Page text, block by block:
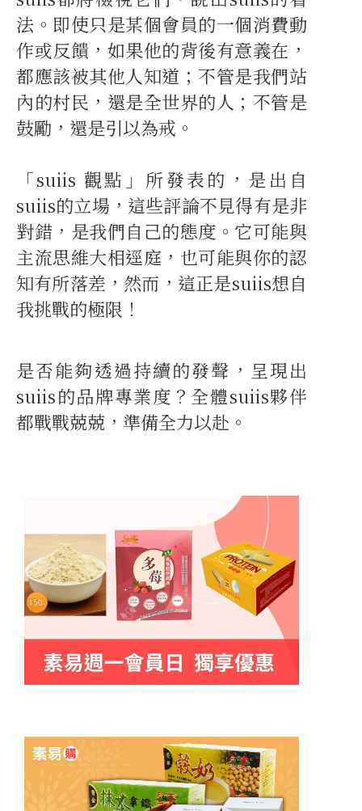
法。即使只是某個會員的一個消費動
作或反饋，如果他的背後有意義在，
都應該被其他人知道；不管是我們站
內的村民，還是全世界的人；不管是
鼓勵，還是引以為戒。
「suiis 觀點」所發表的，是出自
suiis的立場，這些評論不見得有是非
對錯，是我們自己的態度。它可能與
主流思維大相逕庭，也可能與你的認
知有所落差，然而，這正是suiis想自
我挑戰的極限！
是否能夠透過持續的發聲，呈現出
suiis的品牌專業度？全體suiis夥伴
都戰戰兢兢，準備全力以赴。